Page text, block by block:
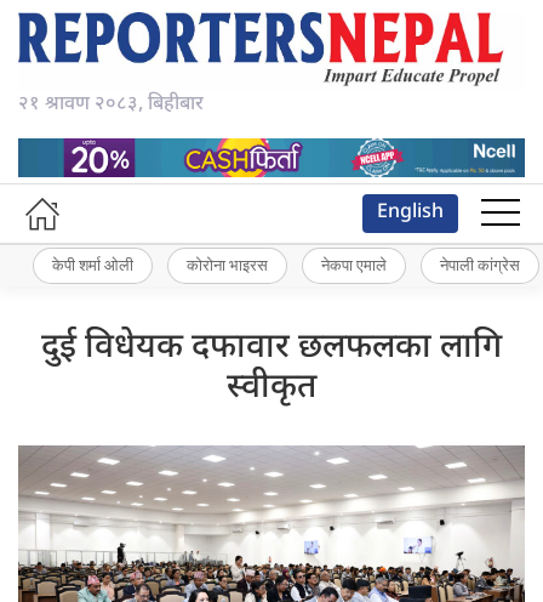
२१ श्रावण २०८३, बिहीबार
English
केपी शर्मा ओली कोरोना भाइरस नेकपा एमाले नेपाली कांग्रेस
दुई विधेयक दफावार छलफलका लागि
स्वीकृत